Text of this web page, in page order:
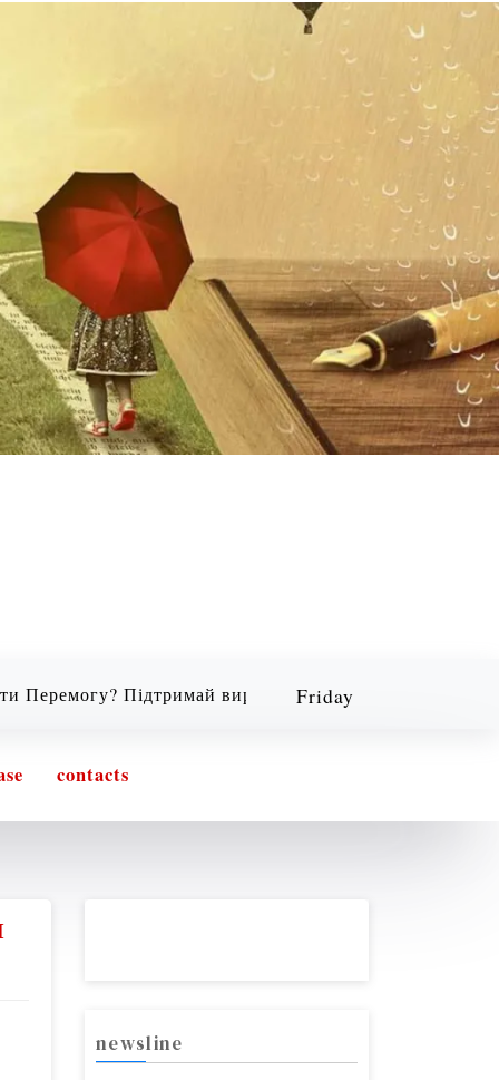
Підтримай виробництво мільйонів українських
Friday
contacts
newsline